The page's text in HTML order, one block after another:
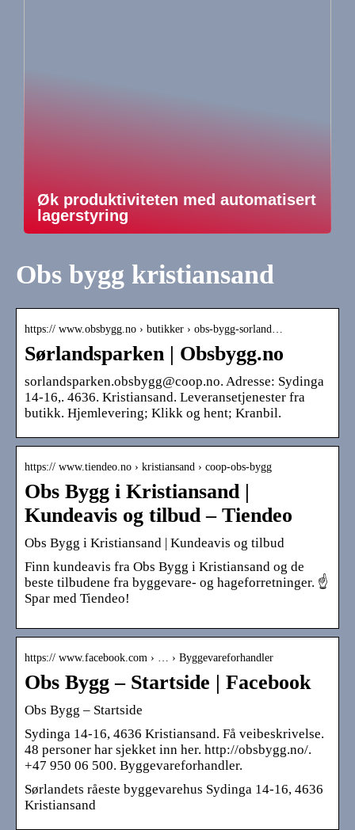
Øk produktiviteten med automatisert
lagerstyring
Obs bygg kristiansand
https:// www.obsbygg.no › butikker › obs-bygg-sorland…
Sørlandsparken | Obsbygg.no
sorlandsparken.obsbygg@coop.no. Adresse: Sydinga
14-16,. 4636. Kristiansand. Leveransetjenester fra
butikk. Hjemlevering; Klikk og hent; Kranbil.
https:// www.tiendeo.no › kristiansand › coop-obs-bygg
Obs Bygg i Kristiansand |
Kundeavis og tilbud – Tiendeo
Obs Bygg i Kristiansand | Kundeavis og tilbud
Finn kundeavis fra Obs Bygg i Kristiansand og de
beste tilbudene fra byggevare- og hageforretninger. ☝
Spar med Tiendeo!
https:// www.facebook.com › … › Byggevareforhandler
Obs Bygg – Startside | Facebook
Obs Bygg – Startside
Sydinga 14-16, 4636 Kristiansand. Få veibeskrivelse.
48 personer har sjekket inn her. http://obsbygg.no/.
+47 950 06 500. Byggevareforhandler.
Sørlandets råeste byggevarehus Sydinga 14-16, 4636
Kristiansand